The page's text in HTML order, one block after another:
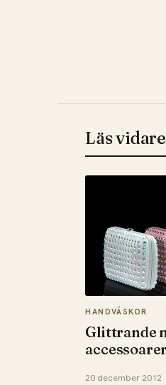
Läs vidare
HANDVÄSKOR
Glittrande
accessoarer
20 december 2012